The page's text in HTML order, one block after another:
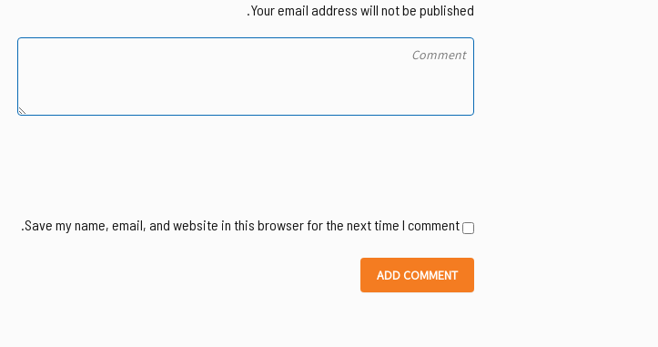
Your email address will not be published.
Save my name, email, and website in this browser for the next time I comment.